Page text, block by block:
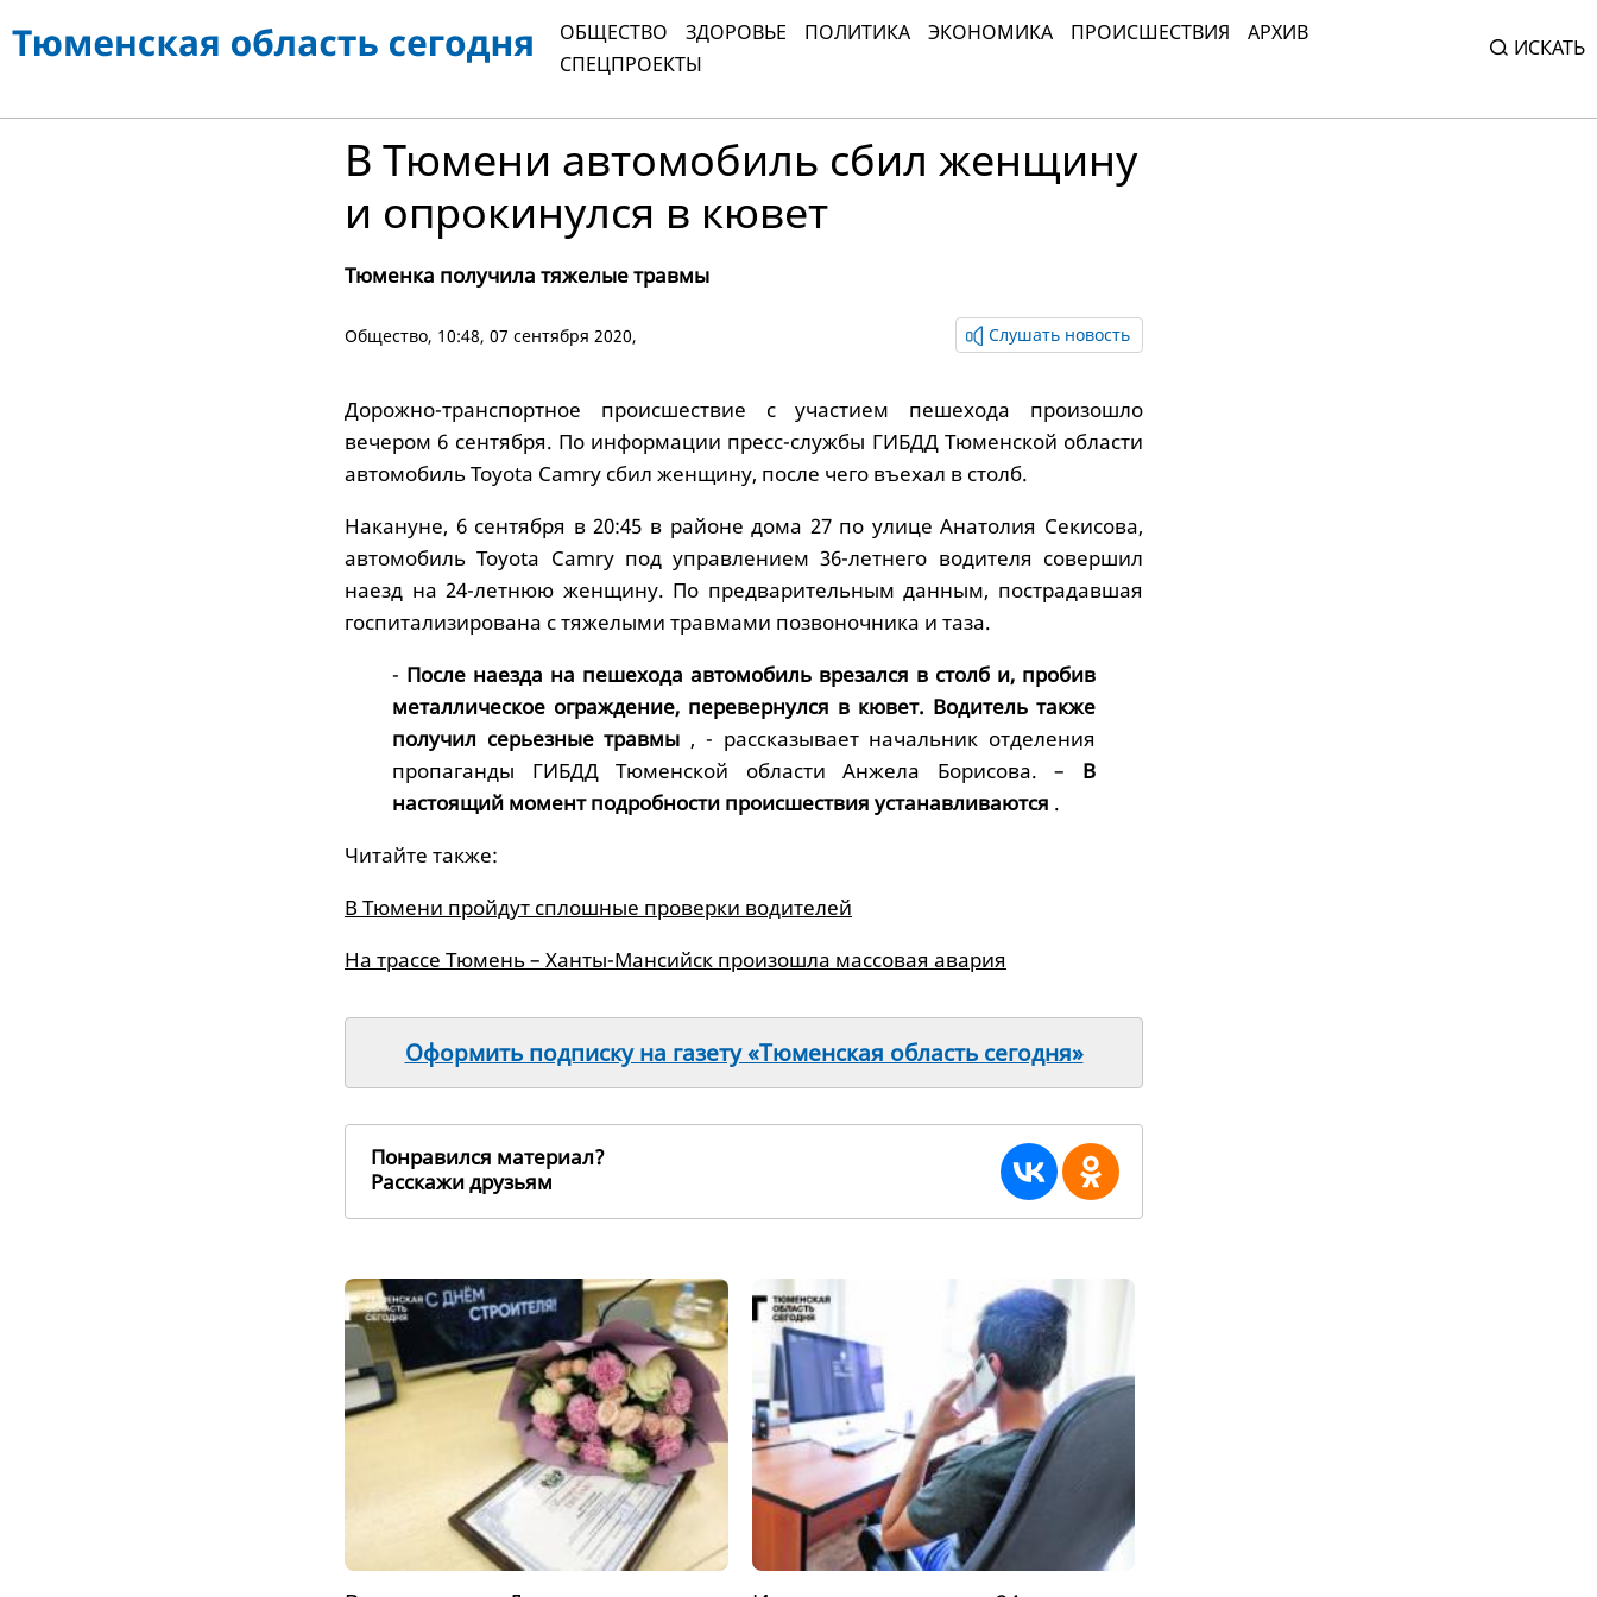
ОБЩЕСТВО ЗДОРОВЬЕ ПОЛИТИКА ЭКОНОМИКА ПРОИСШЕСТВИЯ
АРХИВ
СПЕЦПРОЕКТЫ
ИСКАТЬ
В Тюмени автомобиль сбил женщину
и опрокинулся в кювет
Тюменка получила тяжелые травмы
Общество, 10:48, 07 сентября 2020, Слушать новость
Дорожно-транспортное происшествие с участием пешехода произошло
вечером 6 сентября. По информации пресс-службы ГИБДД Тюменской области
автомобиль Toyota Camry сбил женщину, после чего въехал в столб.
Накануне, 6 сентября в 20:45 в районе дома 27 по улице Анатолия Секисова,
автомобиль Toyota Camry под управлением 36-летнего водителя совершил
наезд на 24-летнюю женщину. По предварительным данным, пострадавшая
госпитализирована с тяжелыми травмами позвоночника и таза.
- После наезда на пешехода автомобиль врезался в столб и, пробив
металлическое ограждение, перевернулся в кювет. Водитель также
получил серьезные травмы , - рассказывает начальник отделения
пропаганды ГИБДД Тюменской области Анжела Борисова. – В
настоящий момент подробности происшествия устанавливаются .
Читайте также:
В Тюмени пройдут сплошные проверки водителей
На трассе Тюмень – Ханты-Мансийск произошла массовая авария
Оформить подписку на газету «Тюменская область сегодня»
Понравился материал?
Расскажи друзьям